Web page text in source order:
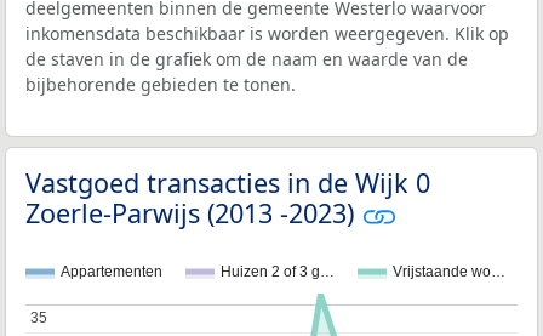
deelgemeenten binnen de gemeente Westerlo waarvoor
inkomensdata beschikbaar is worden weergegeven. Klik op
de staven in de grafiek om de naam en waarde van de
bijbehorende gebieden te tonen.
Vastgoed transacties in de Wijk 0
Zoerle-Parwijs (2013 -2023)
Appartementen Huizen 2 of 3 g… Vrijstaande wo…
35
35